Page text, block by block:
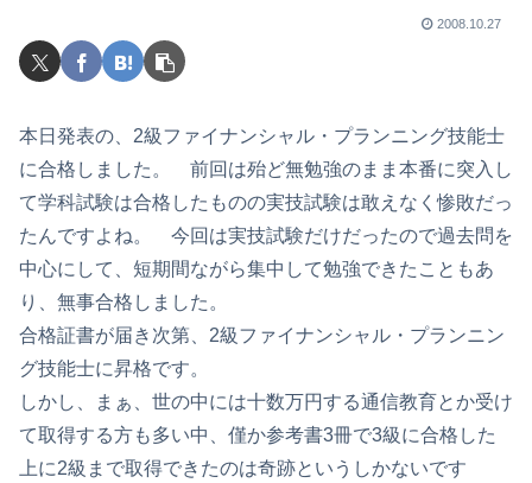
2008.10.27
本日発表の、2級ファイナンシャル・プランニング技能士
に合格しました。 前回は殆ど無勉強のまま本番に突入し
て学科試験は合格したものの実技試験は敢えなく惨敗だっ
たんですよね。 今回は実技試験だけだったので過去問を
中心にして、短期間ながら集中して勉強できたこともあ
り、無事合格しました。
合格証書が届き次第、2級ファイナンシャル・プランニン
グ技能士に昇格です。
しかし、まぁ、世の中には十数万円する通信教育とか受け
て取得する方も多い中、僅か参考書3冊で3級に合格した
上に2級まで取得できたのは奇跡というしかないです